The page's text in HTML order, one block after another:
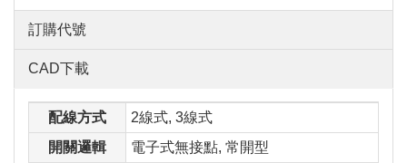
訂購代號
CAD下載
配線方式
2線式, 3線式
開關邏輯
電子式無接點, 常開型